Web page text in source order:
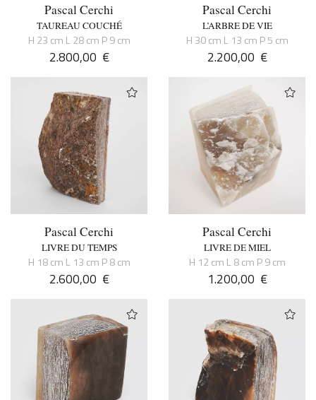
Pascal Cerchi
TAUREAU COUCHÉ
H 23 cm L 28 cm P 9 cm
2.800,00 €
Pascal Cerchi
L’ARBRE DE VIE
H 30 cm L 13 cm P 5 cm
2.200,00 €
Pascal Cerchi
LIVRE DU TEMPS
H 18 cm L 13 cm P 8 cm
2.600,00 €
Pascal Cerchi
LIVRE DE MIEL
H 12 cm L 8 cm P 9 cm
1.200,00 €